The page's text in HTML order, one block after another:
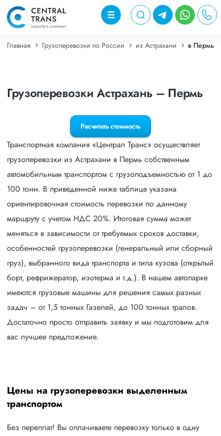
Главная Грузоперевозки по России из Астрахани в Пермь
Грузоперевозки Астрахань – Пермь
Расчитать стоимость
Транспортная компания «Централ Транс» осуществляет
грузоперевозки из Астрахани в Пермь собственным
автомобильным транспортом с грузоподъемностью от 1 до
100 тонн. В приведенной ниже таблице указана
ориентировочная стоимость перевозки по данному
маршруту с учетом НДС 20%. Итоговая сумма может
меняться в зависимости от требуемых сроков доставки,
особенностей грузоперевозки (генеральный или сборный
груз), выбранного вида транспорта и типа кузова (открытый
борт, рефрижератор, изотерма и т.д.). В нашем автопарке
имеются грузовые машины для решения самых разных
задач – от 1,5 тонных Газелей, до 100 тонных тралов.
Достаточно просто отправить заявку и мы подготовим для
вас лучшее предложение.
Цены на грузоперевозки выделенным
транспортом
Без переплат! Вы оплачиваете перевозку только в одну